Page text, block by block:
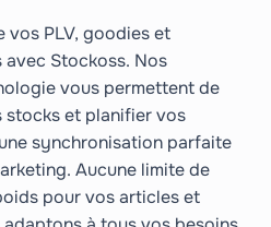
vos PLV, goodies et
Stockoss. Nos
vous permettent de
stocks et planifier vos
synchronisation parfaite
Aucune limite de
pour vos articles et